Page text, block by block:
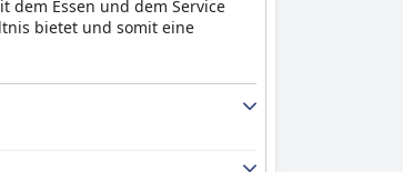
dem Essen und dem Service
bietet und somit eine